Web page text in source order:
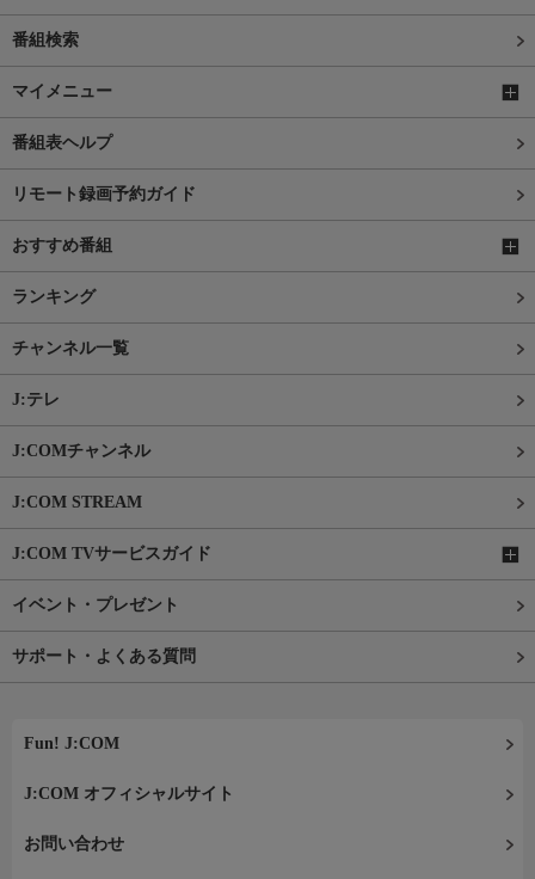
番組検索
マイメニュー
番組表ヘルプ
リモート録画予約ガイド
おすすめ番組
ランキング
チャンネル一覧
J:テレ
J:COMチャンネル
J:COM STREAM
J:COM TVサービスガイド
イベント・プレゼント
サポート・よくある質問
Fun! J:COM
J:COM オフィシャルサイト
お問い合わせ